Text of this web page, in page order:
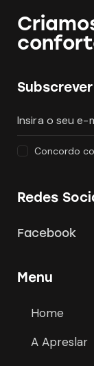
Concordo
Redes
Facebook
Menu
Home
A Apreslar